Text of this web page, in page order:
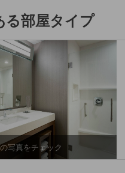
る部屋タイプ
写真をチェック